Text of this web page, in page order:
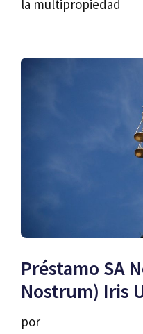
la multipropiedad
Préstamo SA
Nostrum) Iris
por